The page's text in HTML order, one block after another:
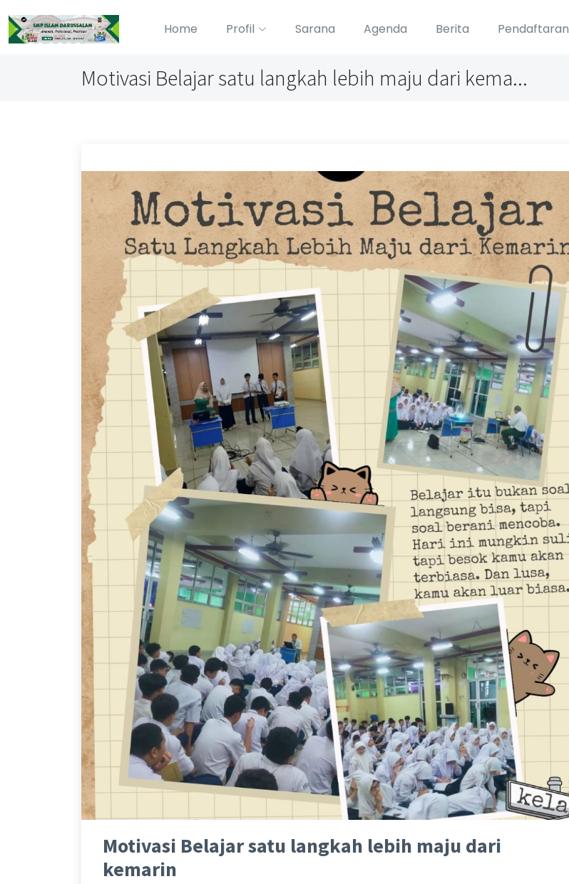
Home Profil Sarana Agenda Berita Pendaftaran
Motivasi Belajar satu langkah lebih maju dari kema...
Motivasi Belajar satu langkah lebih maju dari
kemarin